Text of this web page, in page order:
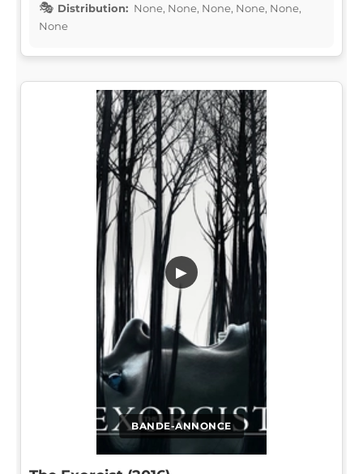
Distribution: None, None, None, None, None,
None
BANDE-ANNONCE
▶